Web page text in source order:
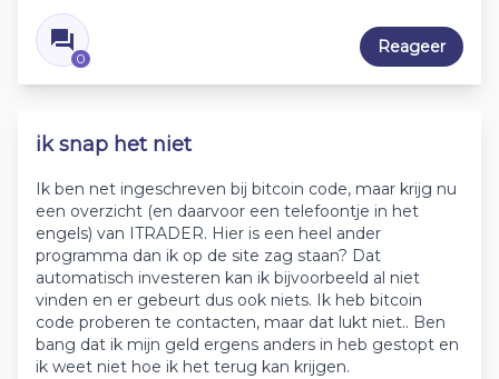
0
Reageer
ik snap het niet
Ik ben net ingeschreven bij bitcoin code, maar krijg nu
een overzicht (en daarvoor een telefoontje in het
engels) van ITRADER. Hier is een heel ander
programma dan ik op de site zag staan? Dat
automatisch investeren kan ik bijvoorbeeld al niet
vinden en er gebeurt dus ook niets. Ik heb bitcoin
code proberen te contacten, maar dat lukt niet.. Ben
bang dat ik mijn geld ergens anders in heb gestopt en
ik weet niet hoe ik het terug kan krijgen.